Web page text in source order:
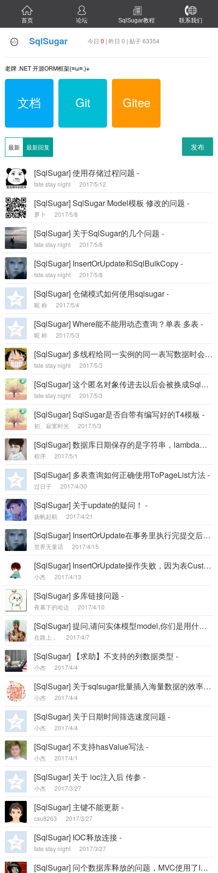
首页 论坛 SqlSugar教程 联系我们
SqlSugar 今日 0 | 昨日 0 | 贴子 63354
老牌 .NET 开源ORM框架(≡ω≡.)※
文档 Git Gitee
最新 最新回复 发布
[SqlSugar] 使用存储过程问题 -
fate stay night 2017/5/12
[SqlSugar] SqlSugar Model模板 修改的问题 -
萝卜 2017/5/8
[SqlSugar] 关于SqlSugar的几个问题 -
fate stay night 2017/5/8
[SqlSugar] InsertOrUpdate和SqlBulkCopy -
fate stay night 2017/5/8
[SqlSugar] 仓储模式如何使用sqlsugar -
昵 称 2017/5/4
[SqlSugar] Where能不能用动态查询？单表 多表 -
昵 称 2017/5/3
[SqlSugar] 多线程给同一实例的同一表写数据时会出错 -
fate stay night 2017/5/3
[SqlSugar] 这个匿名对象传进去以后会被换成SqlParameter吗，如果不会拿岂不是不能杜绝sql注入吗 -
fate stay night 2017/5/3
[SqlSugar] SqlSugar是否自带有编写好的T4模板 -
初、寂寞时光 2017/5/3
[SqlSugar] 数据库日期保存的是字符串，lambda怎么写比较？ -
程序 2017/5/1
[SqlSugar] 多表查询如何正确使用ToPageList方法 -
过日子 2017/4/30
[SqlSugar] 关于update的疑问！ -
扬帆起航 2017/4/21
[SqlSugar] InsertOrUpdate在事务里执行完提交后在数据库中找不到 -
世界无童话 2017/4/15
[SqlSugar] InsertOrUpdate操作失败，因为表CustomerCarData中不存在主键 -
小杰 2017/4/13
[SqlSugar] 多库链接问题 -
夜幕下的哈达 2017/4/10
[SqlSugar] 提问,请问实体模型model,你们是用什么工具自动生成的? -
在路上， 2017/4/7
[SqlSugar] 【求助】不支持的列数据类型 -
小杰 2017/4/4
[SqlSugar] 关于sqlsugar批量插入海量数据的效率问题 -
小杰 2017/4/4
[SqlSugar] 关于日期时间筛选速度问题 -
小杰 2017/4/4
[SqlSugar] 不支持hasValue写法 -
小杰 2017/4/1
[SqlSugar] 关于 ioc注入后 传参 -
小杰 2017/3/27
[SqlSugar] 主键不能更新 -
csu8263 2017/3/27
[SqlSugar] IOC释放连接 -
fate stay night 2017/3/27
[SqlSugar] 问个数据库释放的问题，MVC使用了IOC，控制器以外New的SqlSugar对象也能被 Dispose吗？ -